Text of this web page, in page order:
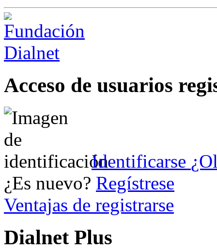
Acceso de usuarios
Identificarse
¿Es nuevo? Regístrese
Ventajas de registrarse
Dialnet Plus